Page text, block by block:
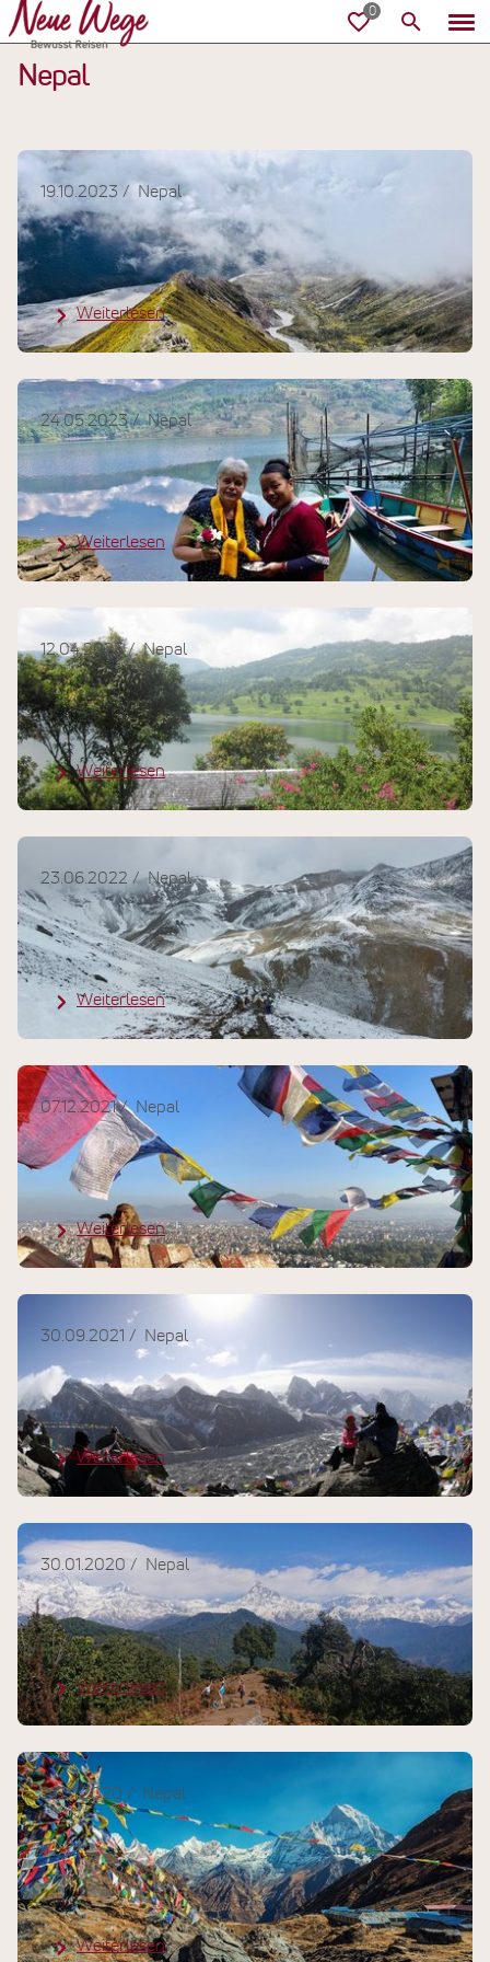
Nepal
Nepal
19.10.2023
Kundenreisebericht Nepal:
Wanderreise durch Nepal
Weiterlesen
Nepal
24.05.2023
Kundenreisebericht Nepal:
Kulturreise und Ayurveda-Kur
Weiterlesen
Nepal
12.04.2023
Kundenreisebericht Nepal: Auszeit
im Begnas Lake Resort
Weiterlesen
Nepal
23.06.2022
Kundenreisebericht Nepal:
Faszinierendes, abgelegenes Dolpo
Weiterlesen
Nepal
07.12.2021
Reisebericht Nepal: Auf
Entdeckungsreise zu sich selbst
Weiterlesen
Nepal
30.09.2021
Nepal öffnet die Tore - aktuelle
Einreisebestimmungen
Weiterlesen
Nepal
30.01.2020
Eine Reise zur Inneren Mitte – Yoga
und Wandern in Nepal
Weiterlesen
Nepal
27.01.2020
Yoga, Meditation und
Bergwandern: Kulturreise nach
Nepal
Weiterlesen